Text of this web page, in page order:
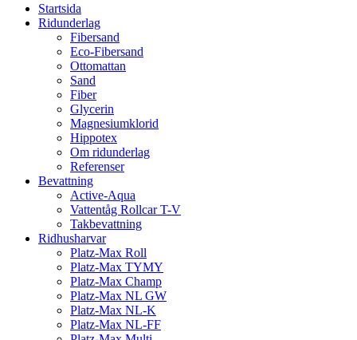
Startsida
Ridunderlag
Fibersand
Eco-Fibersand
Ottomattan
Sand
Fiber
Glycerin
Magnesiumklorid
Hippotex
Om ridunderlag
Referenser
Bevattning
Active-Aqua
Vattentåg Rollcar T-V
Takbevattning
Ridhusharvar
Platz-Max Roll
Platz-Max TYMY
Platz-Max Champ
Platz-Max NL GW
Platz-Max NL-K
Platz-Max NL-FF